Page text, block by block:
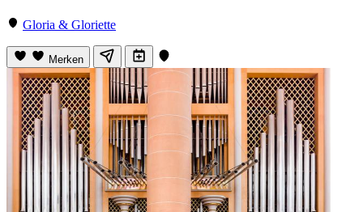
Gloria & Gloriette
Merken